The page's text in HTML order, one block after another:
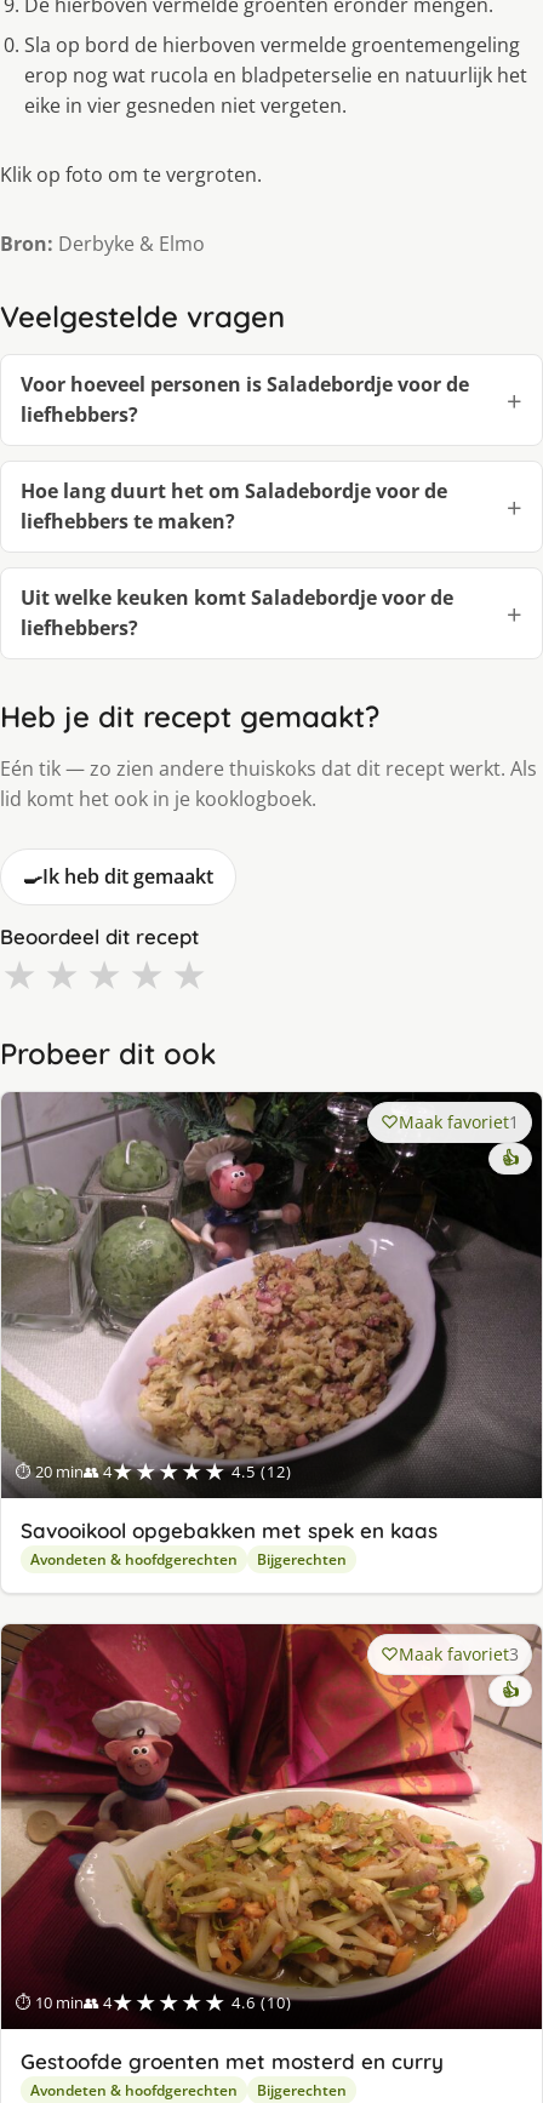
Sla op bord de hierboven vermelde groentemengeling
erop nog wat rucola en bladpeterselie en natuurlijk het
eike in vier gesneden niet vergeten.
Klik op foto om te vergroten.
Bron: Derbyke & Elmo
Veelgestelde vragen
Voor hoeveel personen is Saladebordje voor de
liefhebbers?
Hoe lang duurt het om Saladebordje voor de
liefhebbers te maken?
Uit welke keuken komt Saladebordje voor de
liefhebbers?
Heb je dit recept gemaakt?
Eén tik — zo zien andere thuiskoks dat dit recept werkt. Als
lid komt het ook in je kooklogboek.
🍳Ik heb dit gemaakt
Beoordeel dit recept
★ ★ ★ ★ ★
Probeer dit ook
⏱ 20 min👥 4★★★★★ 4.5 (12)
Maak favoriet1
👍
Savooikool opgebakken met spek en kaas
Avondeten & hoofdgerechten Bijgerechten
⏱ 10 min👥 4★★★★★ 4.6 (10)
Maak favoriet3
👍
Gestoofde groenten met mosterd en curry
Avondeten & hoofdgerechten Bijgerechten